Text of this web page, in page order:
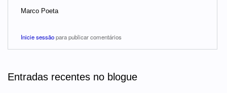
Marco Poeta
Inicie sessãopara publicar comentários
Entradas recentes no blogue